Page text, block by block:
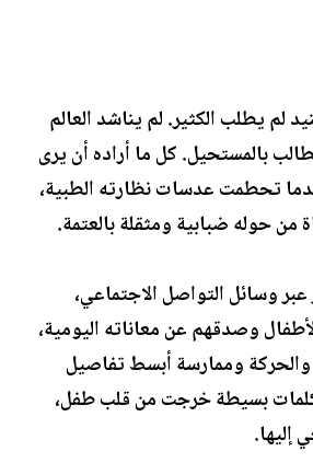
لم يطلب الكثير. لم يناشد العالم
بالمستحيل. كل ما أراده أن يرى
تحطمت عدسات نظارته الطبية،
من حوله ضبابية ومثقلة بالعتمة.
وسائل التواصل الاجتماعي،
وصدقهم عن معاناته اليومية،
وممارسة أبسط تفاصيل
بسيطة خرجت من قلب طفل،